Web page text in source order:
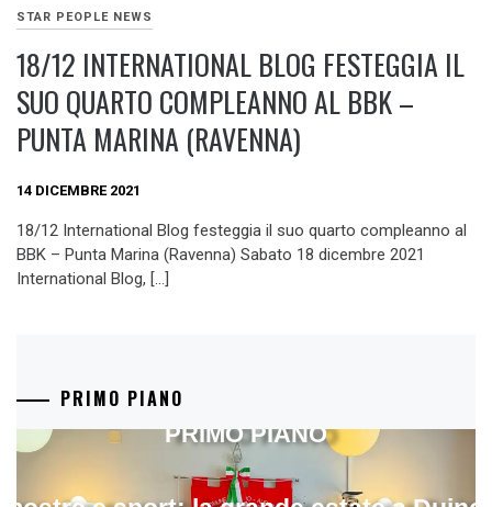
STAR PEOPLE NEWS
18/12 INTERNATIONAL BLOG FESTEGGIA IL
SUO QUARTO COMPLEANNO AL BBK –
PUNTA MARINA (RAVENNA)
14 DICEMBRE 2021
18/12 International Blog festeggia il suo quarto compleanno al
BBK – Punta Marina (Ravenna) Sabato 18 dicembre 2021
International Blog, […]
PRIMO PIANO
PRIMO PIANO